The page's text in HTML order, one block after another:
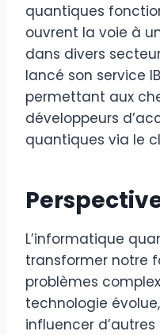
quantiques
ouvrent la voie à
dans divers
lancé son service
permettant aux
développeurs
quantiques via le
L’informatique
transformer notre
problèmes
technologie
influencer